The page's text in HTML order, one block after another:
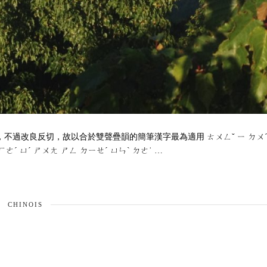
不過改良反切，故以合於雙聲疊韻的簡筆漢字最為適用 ㄊㄨㄥˇ ㄧ ㄉㄨˊ
ㄜˊ ㄩˊ ㄕㄨㄤ ㄕㄥ ㄉㄧㄝˊ ㄩㄣˋ ㄉㄜ˙ …
CHINOIS